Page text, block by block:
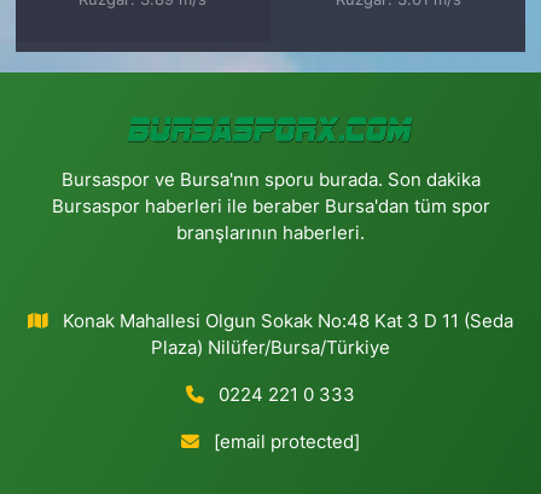
Bursaspor ve Bursa'nın sporu burada. Son dakika
Bursaspor haberleri ile beraber Bursa'dan tüm spor
branşlarının haberleri.
Konak Mahallesi Olgun Sokak No:48 Kat 3 D 11 (Seda
Plaza) Nilüfer/Bursa/Türkiye
0224 221 0 333
[email protected]